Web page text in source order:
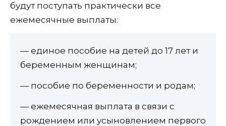
будут поступать практически все
ежемесячные выплаты:
— единое пособие на детей до 17 лет и
беременным женщинам;
— пособие по беременности и родам;
— ежемесячная выплата в связи с
рождением или усыновлением первого